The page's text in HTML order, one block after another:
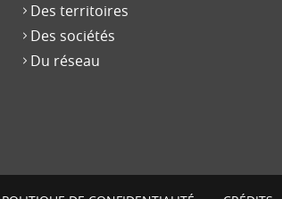
Des territoires
Des sociétés
Du réseau